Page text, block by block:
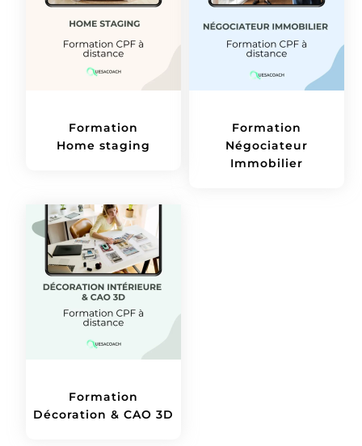
Formation
Home staging
Formation
Négociateur
Immobilier
Formation
Décoration & CAO 3D